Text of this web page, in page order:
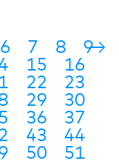
6 7 8
9
15
16
22
23
29
30
36
37
43
44
50
51
→